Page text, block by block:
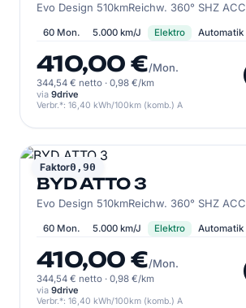
Evo Design 510kmReichw. 360° SHZ ACC
60 Mon. 5.000 km/J Elektro Automatik
410,00 €/Mon.
344,54 € netto · 0,98 €/km
via 9drive
Verbr.*: 16,40 kWh/100km (komb.) A
Faktor0,90
BYD
BYD ATTO 3
Evo Design 510kmReichw. 360° SHZ ACC
60 Mon. 5.000 km/J Elektro Automatik
410,00 €/Mon.
344,54 € netto · 0,98 €/km
via 9drive
Verbr.*: 16,40 kWh/100km (komb.) A